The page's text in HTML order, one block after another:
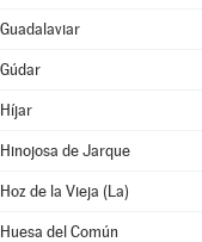
Guadalaviar
Gúdar
Híjar
Hinojosa de Jarque
Hoz de la Vieja (La)
Huesa del Común